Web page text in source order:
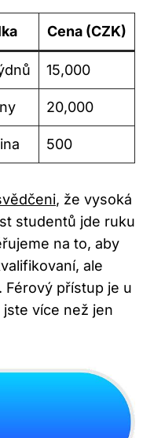
Cena (CZK)
15,000
20,000
500
, že vysoká
studentů jde ruku
na to, aby
ale
Férový přístup je u
více než jen⁣